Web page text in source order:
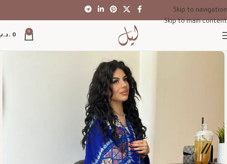
Skip to navigation
Skip to main content
0
0